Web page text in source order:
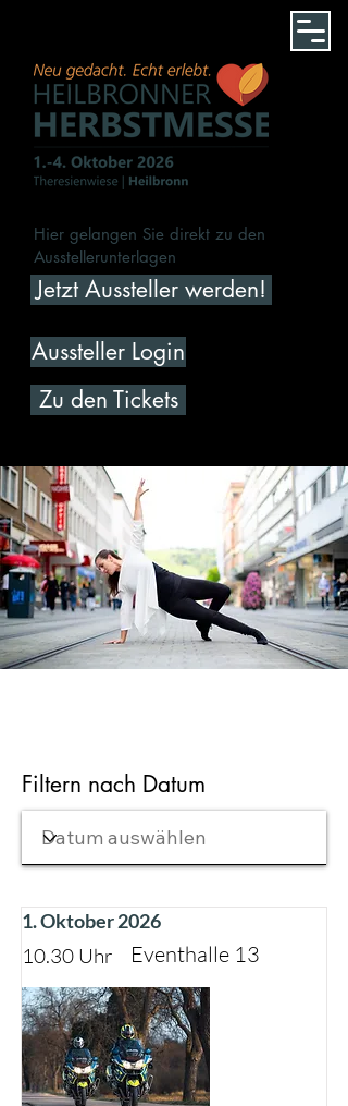
Jetzt Aussteller werden!
Hier gelangen Sie direkt zu den
Ausstellerunterlagen
Zu den Tickets
Aussteller Login
Filtern nach Datum
1. Oktober 2026
10.30 Uhr Eventhalle 13